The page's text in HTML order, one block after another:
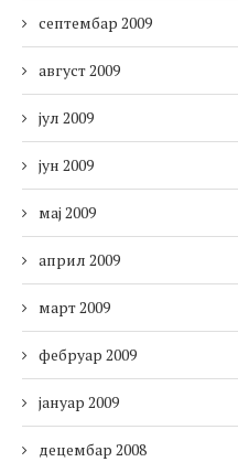
септембар 2009
август 2009
јул 2009
јун 2009
мај 2009
април 2009
март 2009
фебруар 2009
јануар 2009
децембар 2008